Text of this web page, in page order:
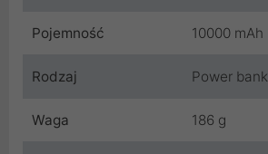
Pojemność 10000 mAh
Rodzaj Power bank
Waga 186 g